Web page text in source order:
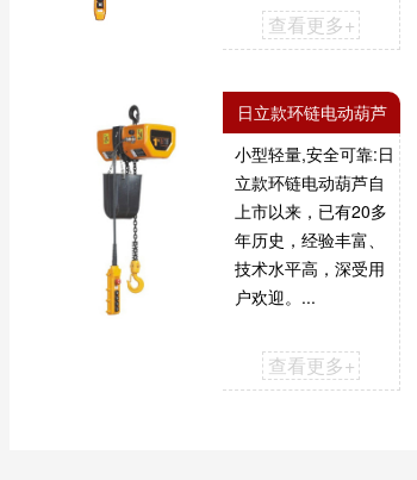
查看更多+
日立款环链电动葫芦
小型轻量,安全可靠:日
立款环链电动葫芦自
上市以来，已有20多
年历史，经验丰富、
技术水平高，深受用
户欢迎。...
查看更多+